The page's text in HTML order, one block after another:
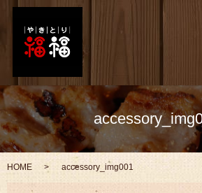
HOME accessory_img001